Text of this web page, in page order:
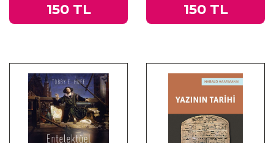
150 TL 150 TL